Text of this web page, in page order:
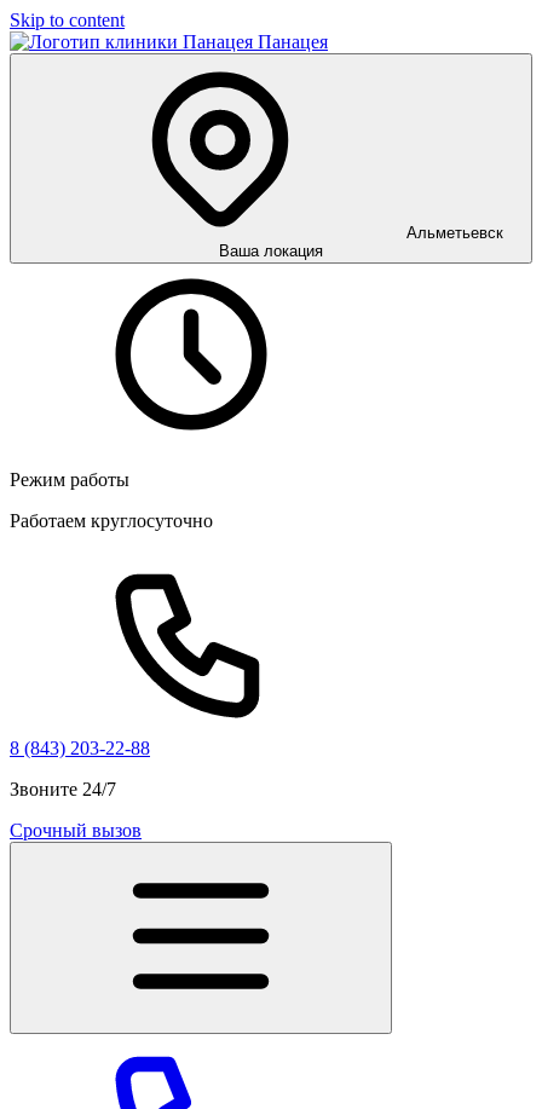
Skip to content
Панацея
Альметьевск
Ваша локация
Режим работы
Работаем круглосуточно
8 (843) 203-22-88
Звоните 24/7
Срочный вызов